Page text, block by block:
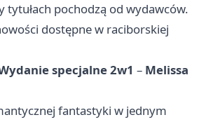
tytułach pochodzą od wydawców.
dostępne w raciborskiej
specjalne 2w1 – Melissa
fantastyki w jednym